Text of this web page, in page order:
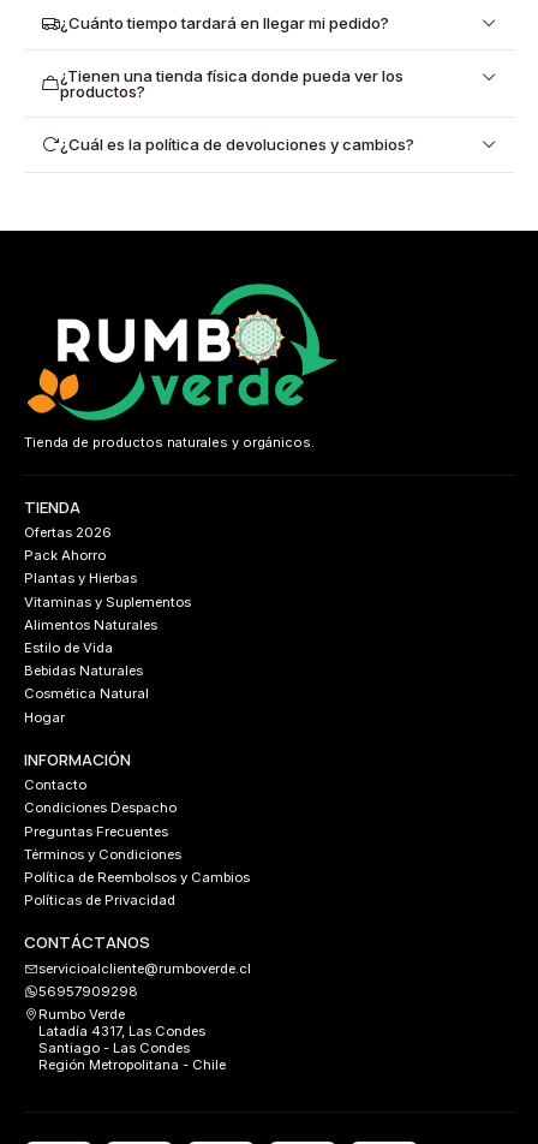
¿Cuánto tiempo tardará en llegar mi pedido?
¿Tienen una tienda física donde pueda ver los
productos?
¿Cuál es la política de devoluciones y cambios?
Tienda de productos naturales y orgánicos.
TIENDA
Ofertas 2026
Pack Ahorro
Plantas y Hierbas
Vitaminas y Suplementos
Alimentos Naturales
Estilo de Vida
Bebidas Naturales
Cosmética Natural
Hogar
INFORMACIÓN
Contacto
Condiciones Despacho
Preguntas Frecuentes
Términos y Condiciones
Política de Reembolsos y Cambios
Políticas de Privacidad
CONTÁCTANOS
servicioalcliente@rumboverde.cl
56957909298
Rumbo Verde
Latadía 4317, Las Condes
Santiago - Las Condes
Región Metropolitana - Chile